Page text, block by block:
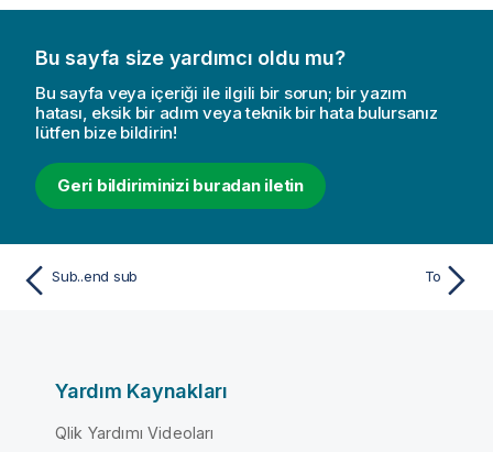
Bu sayfa size yardımcı oldu mu?
Bu sayfa veya içeriği ile ilgili bir sorun; bir yazım
hatası, eksik bir adım veya teknik bir hata bulursanız
lütfen bize bildirin!
Geri bildiriminizi buradan iletin
Sub..end sub To
Yardım Kaynakları
Qlik Yardımı Videoları